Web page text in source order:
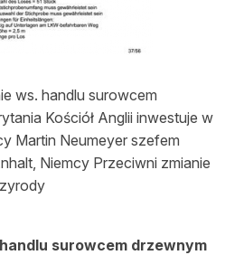
ws. handlu surowcem
Kościół Anglii inwestuje w
Martin Neumeyer szefem
Niemcy Przeciwni zmianie
surowcem drzewnym